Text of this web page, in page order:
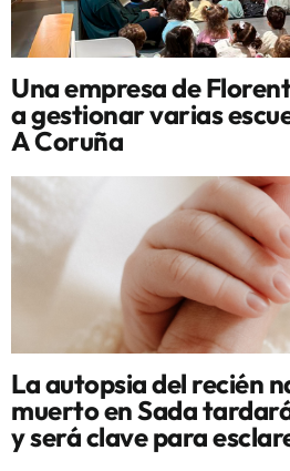
Una empresa de
a gestionar varias
A Coruña
La autopsia del recién
muerto en Sada
y será clave para